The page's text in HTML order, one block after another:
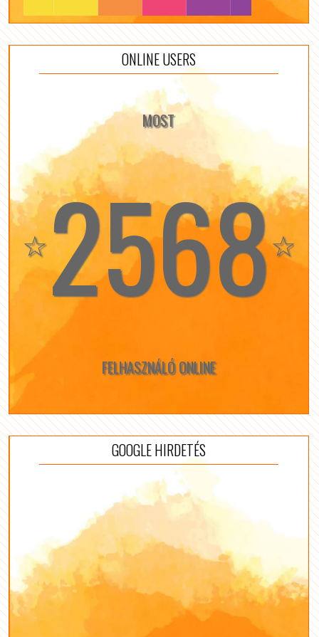
ONLINE USERS
MOST
☆2568☆
FELHASZNÁLÓ ONLINE
GOOGLE HIRDETÉS